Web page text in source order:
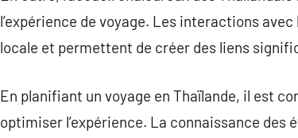
l’expérience de voyage. Les interactions
locale et permettent de créer des liens
En planifiant un voyage en Thaïlande, il est
optimiser l’expérience. La connaissance